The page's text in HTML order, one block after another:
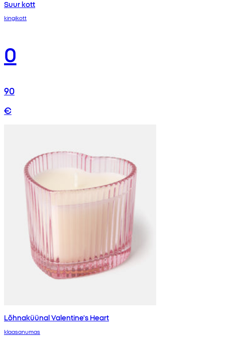
Suur kott
kingikott
0
90
€
Lõhnaküünal Valentine's Heart
klaasanumas